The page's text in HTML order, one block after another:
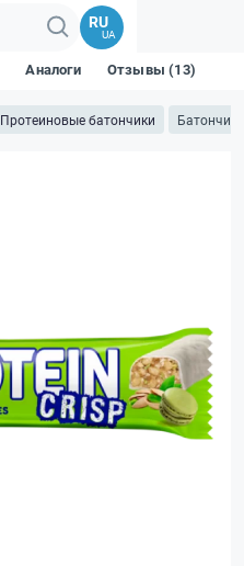
RU
UA
Протеиновые батончики Батончик
Аналоги Отзывы (13)